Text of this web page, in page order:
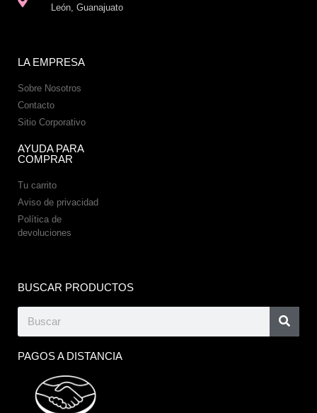
León, Guanajuato
LA EMPRESA
Sobre Nosotros
Contacto
Sitio Corporativo
AYUDA PARA
COMPRAR
Tu carrito
Aviso de privacidad
Política de
devoluciones
BUSCAR PRODUCTOS
PAGOS A DISTANCIA